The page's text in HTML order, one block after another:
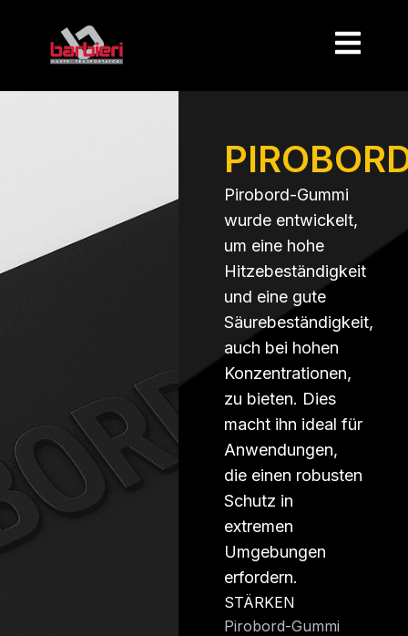
Pirobord-Gummi
wurde entwickelt,
um eine hohe
Hitzebeständigkeit
und eine gute
Säurebeständigkeit,
auch bei hohen
Konzentrationen,
zu bieten. Dies
macht ihn ideal für
Anwendungen,
die einen robusten
Schutz in
extremen
Umgebungen
erfordern.
STÄRKEN
Pirobord-Gummi